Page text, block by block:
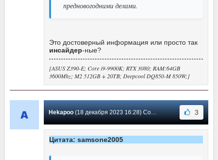
предновогодними делами.
Это достоверный информация или просто так
инсайдер-ные?
[ASUS Z390-E; Core i9-9900K; RTX 3080; RAM:64GB
3600Mhz; M2 512GB + 20TB; Deepcool DQ850-M 850W;]
Hekapoo(18 декабря 2023 16:28) Сообщение #180 3
Цитата: samsone2005